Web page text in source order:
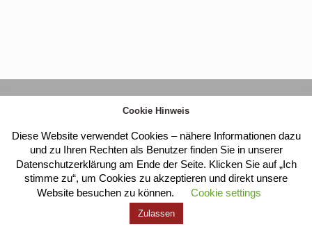
Kloster Heilig Kreuz |Impressum
Cookie Hinweis
Diese Website verwendet Cookies – nähere Informationen dazu
und zu Ihren Rechten als Benutzer finden Sie in unserer
Datenschutzerklärung am Ende der Seite. Klicken Sie auf „Ich
stimme zu“, um Cookies zu akzeptieren und direkt unsere
Website besuchen zu können.
Cookie settings
Zulassen